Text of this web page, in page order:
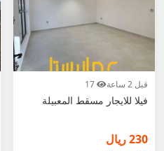
قبل 2 ساعة
فيلا للايجار مسقط المعبيلة
230 ريال